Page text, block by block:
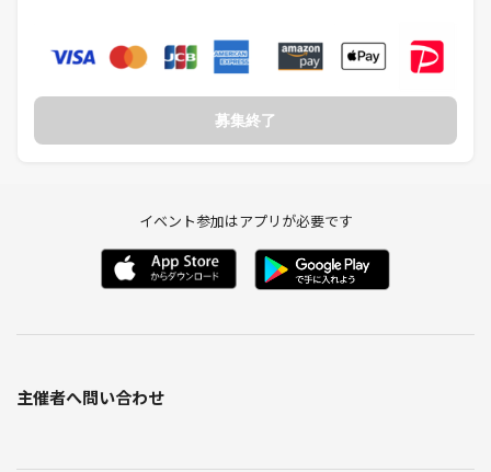
募集終了
イベント参加はアプリが必要です
主催者へ問い合わせ